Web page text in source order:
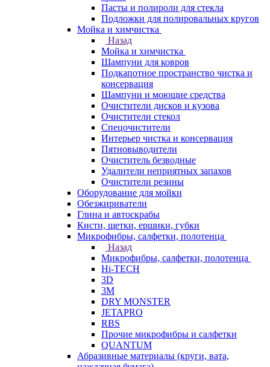
Пасты и полироли для стекла
Подложки для полировальных кругов
Мойка и химчистка
Назад
Мойка и химчистка
Шампуни для ковров
Подкапотное пространство чистка и
консервация
Шампуни и моющие средства
Очистители дисков и кузова
Очистители стекол
Спецочистители
Интерьер чистка и консервация
Пятновыводители
Очиститель безводные
Удалители неприятных запахов
Очистители резины
Оборудование для мойки
Обезжириватели
Глина и автоскрабы
Кисти, щетки, ершики, губки
Микрофибры, салфетки, полотенца
Назад
Микрофибры, салфетки, полотенца
Hi-TECH
3D
3М
DRY MONSTER
JETAPRO
RBS
Прочие микрофибры и салфетки
QUANTUM
Абразивные материалы (круги, вата,